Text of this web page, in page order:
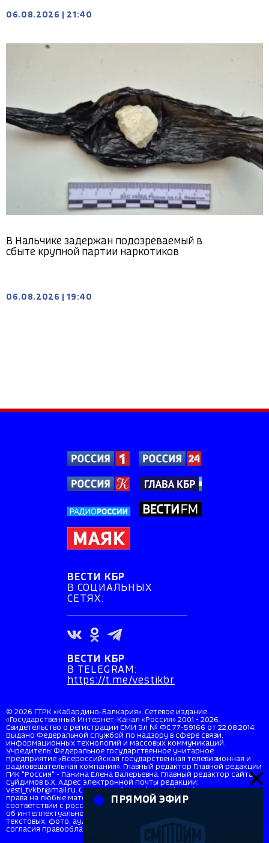
06.08.2026 21:40
В Нальчике задержан подозреваемый в
сбыте крупной партии наркотиков
06.08.2026 19:40
ВЕСТИ КБР
В СОЦИАЛЬНЫХ
СЕТЯХ:
ВЕСТИ КБР
В TELEGRAM:
https://t.me/vestikbr
© 2026 ГТРК «Кабардино-Балкария». Сетевое издание
«Государственный Интернет-Канал «Россия» 2001 - 2026.
Свидетельство о регистрации СМИ Эл № ФС 77-59166 от 22.08.2014.
Выдано Федеральной службой по надзору в сфере связи,
информационных технологий и массовых коммуникаций.
Учредитель: Федеральное государственное унитарное
предприятие «Всероссийская государственная телевизионная и
радиовещательная компания». Главный редактор Главной редакции
ГИК "Россия" - Панина Елена Валерьевна. Главный редактор сайта
Суйдимов Б.Х. Адрес электронной почты редакции:
vesti_tvkbr@mail.ru. Справочный телефон: +7 (8662) 40-36-33. Все
права на любые материалы, опубликованные на сайте, защищены в
соответствии с российским и международным законодательством
об интеллектуальной собственности. Любое использование
текстовых, фото, аудио и видеоматериалов возможно только с
согласия правообладателя (ВГТРК). Для детей старше 16 лет (16+).
ПРЯМОЙ ЭФИР